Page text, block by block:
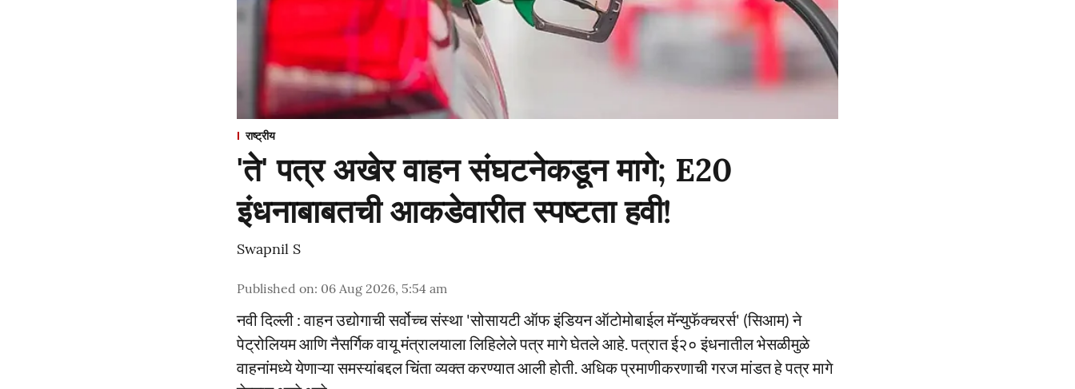
राष्ट्रीय
'ते' पत्र अखेर वाहन संघटनेकडून मागे; E20
इंधनाबाबतची आकडेवारीत स्पष्टता हवी!
Swapnil S
Published on: 06 Aug 2026, 5:54 am
नवी दिल्ली : वाहन उद्योगाची सर्वोच्च संस्था 'सोसायटी ऑफ इंडियन ऑटोमोबाईल मॅन्युफॅक्चरर्स' (सिआम) ने
पेट्रोलियम आणि नैसर्गिक वायू मंत्रालयाला लिहिलेले पत्र मागे घेतले आहे. पत्रात ई२० इंधनातील भेसळीमुळे
वाहनांमध्ये येणाऱ्या समस्यांबद्दल चिंता व्यक्त करण्यात आली होती. अधिक प्रमाणीकरणाची गरज मांडत हे पत्र मागे